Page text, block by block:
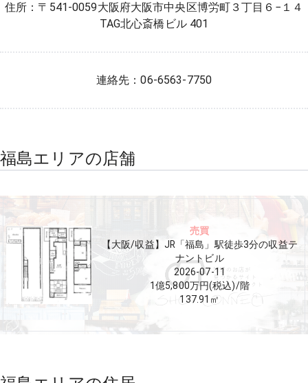
住所：〒541-0059大阪府大阪市中央区博労町３丁目６−１４
TAG北心斎橋ビル 401
連絡先：06-6563-7750
福島エリアの店舗
売買
【大阪/収益】JR「福島」駅徒歩3分の収益テ
ナントビル
2026-07-11
1億5,800万円(税込)/階
137.91 ㎡